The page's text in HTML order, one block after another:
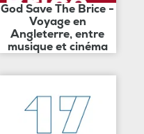
God Save The Brice -
Voyage en
Angleterre, entre
musique et cinéma